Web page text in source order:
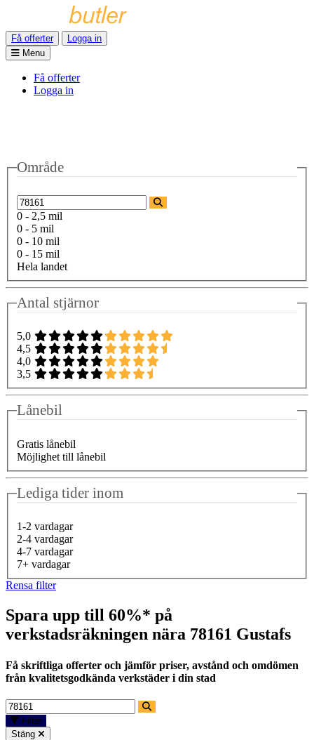
Få offerter
Logga in
Menu
Få offerter
Logga in
Område
0 - 2,5 mil
0 - 5 mil
0 - 10 mil
0 - 15 mil
Hela landet
Antal stjärnor
5,0
4,5
4,0
3,5
Lånebil
Gratis lånebil
Möjlighet till lånebil
Lediga tider inom
1-2 vardagar
2-4 vardagar
4-7 vardagar
7+ vardagar
Rensa filter
Spara upp till 60%* på
verkstadsräkningen nära 78161 Gustafs
Få skriftliga offerter och jämför priser, avstånd och omdömen
från kvalitetsgodkända verkstäder i din stad
Filter
Stäng